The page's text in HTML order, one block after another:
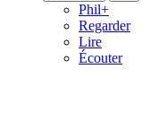
Phil+
Regarder
Lire
Écouter